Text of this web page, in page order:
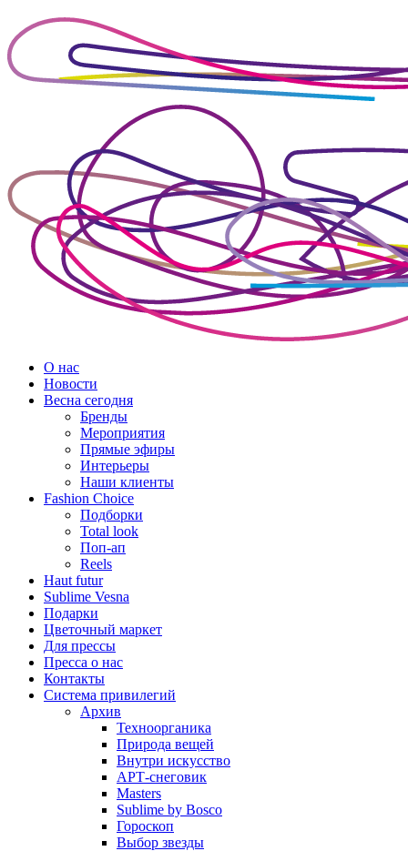
О нас
Новости
Весна сегодня
Бренды
Меро­приятия
Прямые эфиры
Интерьеры
Наши клиенты
Fashion Choice
Подборки
Total look
Поп-ап
Reels
Haut futur
Sublime Vesna
Подарки
Цветочный маркет
Для прессы
Пресса о нас
Контакты
Система привилегий
Архив
Техноорганика
Природа вещей
Внутри искусство
АРТ-снеговик
Masters
Sublime by Bosco
Гороскоп
Выбор звезды